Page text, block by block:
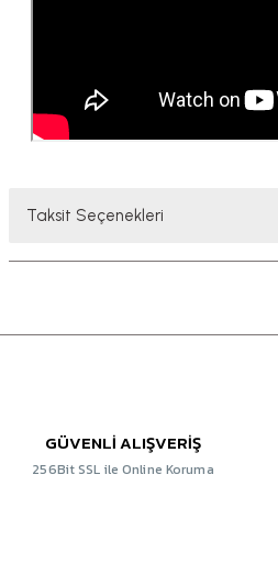
Taksit Seçenekleri
GÜVENLİ ALIŞVERİŞ
256Bit SSL ile Online Koruma